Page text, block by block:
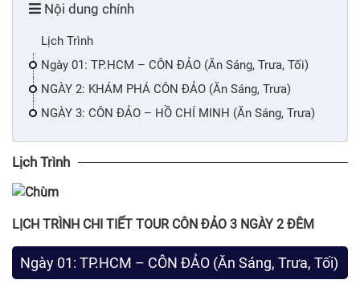
Nội dung chính
Lịch Trình
Ngày 01: TP.HCM – CÔN ĐẢO (Ăn Sáng, Trưa, Tối)
NGÀY 2: KHÁM PHÁ CÔN ĐẢO (Ăn Sáng, Trưa)
NGÀY 3: CÔN ĐẢO – HỒ CHÍ MINH (Ăn Sáng, Trưa)
Lịch Trình
LỊCH TRÌNH CHI TIẾT TOUR CÔN ĐẢO 3 NGÀY 2 ĐÊM
Ngày 01: TP.HCM – CÔN ĐẢO (Ăn Sáng, Trưa, Tối)